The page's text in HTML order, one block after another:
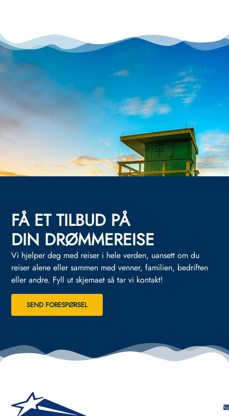
FÅ ET TILBUD PÅ
DIN DRØMMEREISE
Vi hjelper deg med reiser i hele verden, uansett om du
reiser alene eller sammen med venner, familien, bedriften
eller andre. Fyll ut skjemaet så tar vi kontakt!
SEND FORESPØRSEL